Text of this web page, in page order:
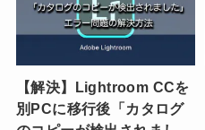
【解決】Lightroom CCを
別PCに移行後「カタログ